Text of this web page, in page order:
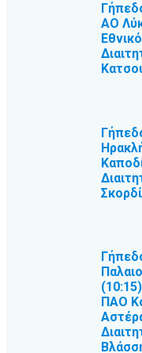
ΑΟ
ΠΑΟ